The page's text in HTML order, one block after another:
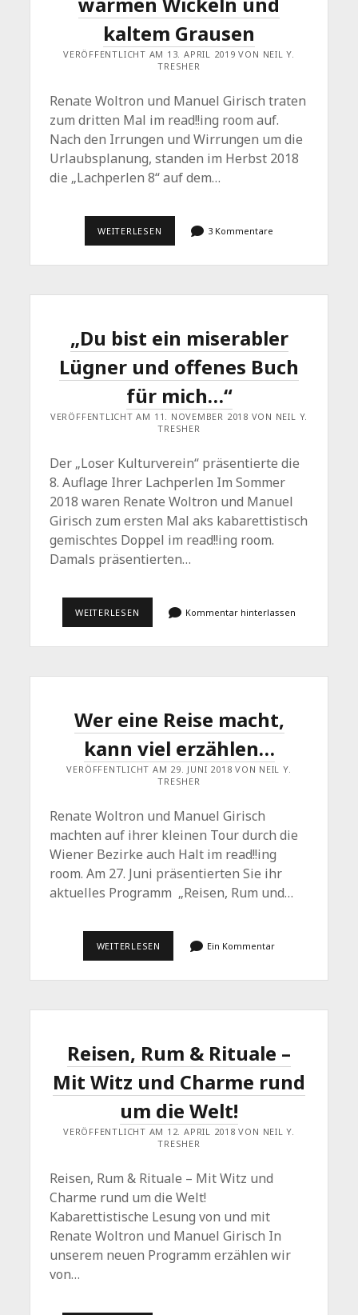
kaltem Grausen
VERÖFFENTLICHT AM 13. APRIL 2019 VON NEIL Y.
TRESHER
Renate Woltron und Manuel Girisch traten
zum dritten Mal im read!!ing room auf.
Nach den Irrungen und Wirrungen um die
Urlaubsplanung, standen im Herbst 2018
die „Lachperlen 8“ auf dem…
WEITERLESEN LACHEN
VON
3 Kommentare
„Du bist ein miserabler
Lügner und offenes Buch
für mich…“
VERÖFFENTLICHT AM 11. NOVEMBER 2018 VON NEIL Y.
TRESHER
Der „Loser Kulturverein“ präsentierte die
8. Auflage Ihrer Lachperlen Im Sommer
2018 waren Renate Woltron und Manuel
Girisch zum ersten Mal aks kabarettistisch
gemischtes Doppel im read!!ing room.
Damals präsentierten…
WEITERLESEN
MISERABLER
MICH…“
Kommentar hinterlassen
Wer eine Reise macht,
kann viel erzählen…
VERÖFFENTLICHT AM 29. JUNI 2018 VON NEIL Y.
TRESHER
Renate Woltron und Manuel Girisch
machten auf ihrer kleinen Tour durch die
Wiener Bezirke auch Halt im read!!ing
room. Am 27. Juni präsentierten Sie ihr
aktuelles Programm „Reisen, Rum und…
WEITERLESEN
MACHT,
Ein Kommentar
Reisen, Rum & Rituale –
Mit Witz und Charme rund
um die Welt!
VERÖFFENTLICHT AM 12. APRIL 2018 VON NEIL Y.
TRESHER
Reisen, Rum & Rituale – Mit Witz und
Charme rund um die Welt!
Kabarettistische Lesung von und mit
Renate Woltron und Manuel Girisch In
unserem neuen Programm erzählen wir
von…